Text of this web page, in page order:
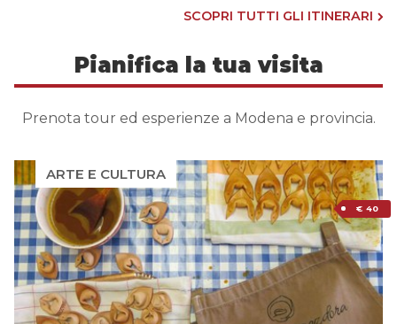
SCOPRI TUTTI GLI ITINERARI
Pianifica la tua visita
Prenota tour ed esperienze a Modena e provincia.
ARTE E CULTURA
€ 40